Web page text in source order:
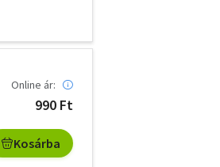
Online ár:
990 Ft
Kosárba